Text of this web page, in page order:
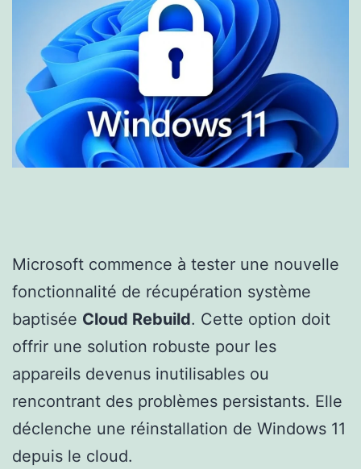
Microsoft commence à tester une nouvelle
fonctionnalité de récupération système
baptisée Cloud Rebuild. Cette option doit
offrir une solution robuste pour les
appareils devenus inutilisables ou
rencontrant des problèmes persistants. Elle
déclenche une réinstallation de Windows 11
depuis le cloud.